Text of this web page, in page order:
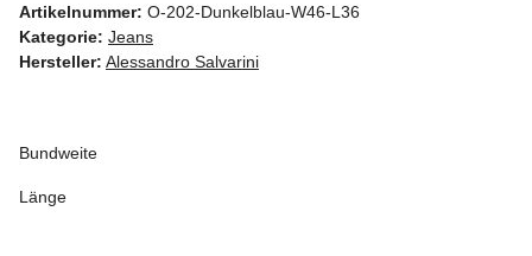
Artikelnummer: O-202-Dunkelblau-W46-L36
Kategorie: Jeans
Hersteller: Alessandro Salvarini
Bundweite
Länge